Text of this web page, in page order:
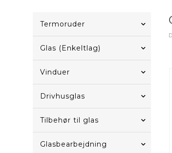
Termoruder
Glas (Enkeltlag)
Vinduer
Drivhusglas
Tilbehør til glas
Glasbearbejdning